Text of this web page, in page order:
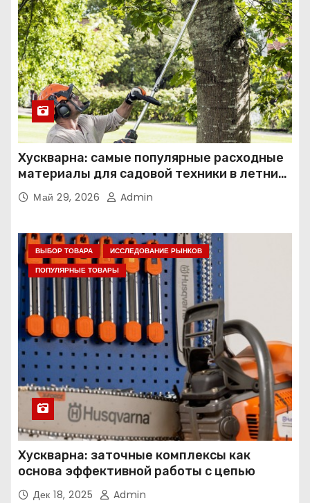
Хускварна: самые популярные расходные
материалы для садовой техники в летний
сезон
Май 29, 2026 Admin
ВЫБОР ТОВАРА
ИССЛЕДОВАНИЕ РЫНКОВ
ПОПУЛЯРНЫЕ ТОВАРЫ
Хускварна: заточные комплексы как
основа эффективной работы с цепью
Дек 18, 2025 Admin